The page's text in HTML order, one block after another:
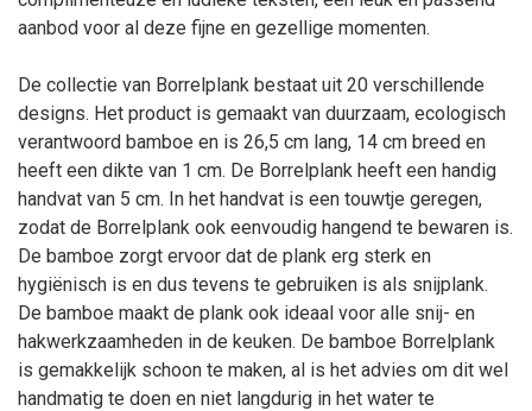
aanbod voor al deze fijne en gezellige momenten.
De collectie van Borrelplank bestaat uit 20 verschillende
designs. Het product is gemaakt van duurzaam, ecologisch
verantwoord bamboe en is 26,5 cm lang, 14 cm breed en
heeft een dikte van 1 cm. De Borrelplank heeft een handig
handvat van 5 cm. In het handvat is een touwtje geregen,
zodat de Borrelplank ook eenvoudig hangend te bewaren is.
De bamboe zorgt ervoor dat de plank erg sterk en
hygiënisch is en dus tevens te gebruiken is als snijplank.
De bamboe maakt de plank ook ideaal voor alle snij- en
hakwerkzaamheden in de keuken. De bamboe Borrelplank
is gemakkelijk schoon te maken, al is het advies om dit wel
handmatig te doen en niet langdurig in het water te